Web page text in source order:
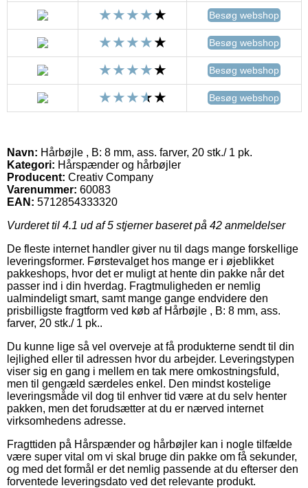
Besøg webshop
Besøg webshop
Besøg webshop
Besøg webshop
Navn: Hårbøjle , B: 8 mm, ass. farver, 20 stk./ 1 pk.
Kategori: Hårspænder og hårbøjler
Producent: Creativ Company
Varenummer: 60083
EAN: 5712854333320
Vurderet til 4.1 ud af 5 stjerner baseret på 42 anmeldelser
De fleste internet handler giver nu til dags mange forskellige
leveringsformer. Førstevalget hos mange er i øjeblikket
pakkeshops, hvor det er muligt at hente din pakke når det
passer ind i din hverdag. Fragtmuligheden er nemlig
ualmindeligt smart, samt mange gange endvidere den
prisbilligste fragtform ved køb af Hårbøjle , B: 8 mm, ass.
farver, 20 stk./ 1 pk..
Du kunne lige så vel overveje at få produkterne sendt til din
lejlighed eller til adressen hvor du arbejder. Leveringstypen
viser sig en gang i mellem en tak mere omkostningsfuld,
men til gengæld særdeles enkel. Den mindst kostelige
leveringsmåde vil dog til enhver tid være at du selv henter
pakken, men det forudsætter at du er nærved internet
virksomhedens adresse.
Fragttiden på Hårspænder og hårbøjler kan i nogle tilfælde
være super vital om vi skal bruge din pakke om få sekunder,
og med det formål er det nemlig passende at du efterser den
forventede leveringsdato ved det relevante produkt.